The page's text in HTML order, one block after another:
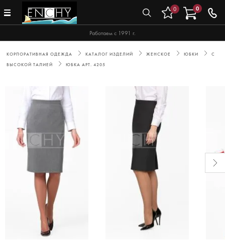
Работаем с 1991 г.
0 0
КОРПОРАТИВНАЯ ОДЕЖДА КАТАЛОГ ИЗДЕЛИЙ ЖЕНСКОЕ ЮБКИ
С
ВЫСОКОЙ ТАЛИЕЙ
ЮБКА АРТ. 4205